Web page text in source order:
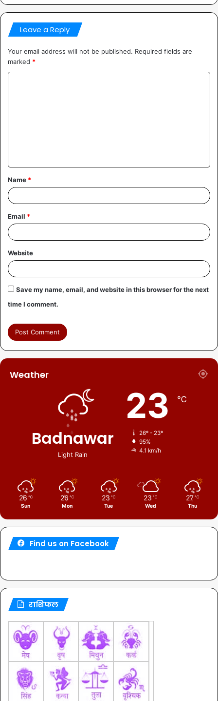
Leave a Reply
Your email address will not be published. Required fields are
marked *
Name *
Email *
Website
Save my name, email, and website in this browser for the next
time I comment.
Weather
Badnawar
Light Rain
23 ℃
26º - 23º
95%
4.1 km/h
26 ℃
Sun
26 ℃
Mon
23 ℃
Tue
23 ℃
Wed
27 ℃
Thu
Find us on Facebook
राशिफल